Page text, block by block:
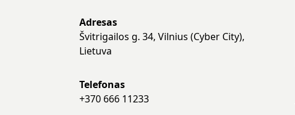
Adresas
Švitrigailos g. 34, Vilnius (Cyber City),
Lietuva
Telefonas
+370 666 11233